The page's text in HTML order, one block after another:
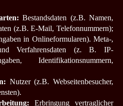
Bestandsdaten (z.B. Namen,
(z.B. E-Mail, Telefonnummern);
in Onlineformularen). Meta-,
Verfahrensdaten (z. B. IP-
Identifikationsnummern,
Nutzer (z.B. Webseitenbesucher,
Erbringung vertraglicher